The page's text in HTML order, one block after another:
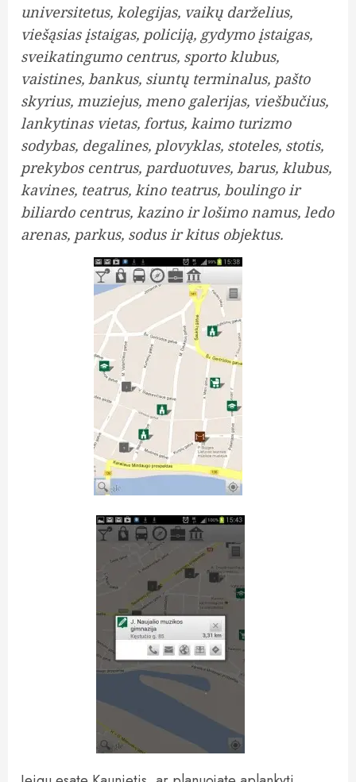
universitetus, kolegijas, vaikų darželius,
viešąsias įstaigas, policiją, gydymo įstaigas,
sveikatingumo centrus, sporto klubus,
vaistines, bankus, siuntų terminalus, pašto
skyrius, muziejus, meno galerijas, viešbučius,
lankytinas vietas, fortus, kaimo turizmo
sodybas, degalines, plovyklas, stoteles, stotis,
prekybos centrus, parduotuves, barus, klubus,
kavines, teatrus, kino teatrus, boulingo ir
biliardo centrus, kazino ir lošimo namus, ledo
arenas, parkus, sodus ir kitus objektus.